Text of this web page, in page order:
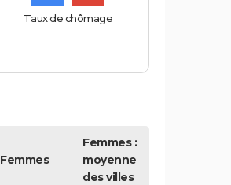
Taux de chômage
Femmes
Femmes :
moyenne
des villes